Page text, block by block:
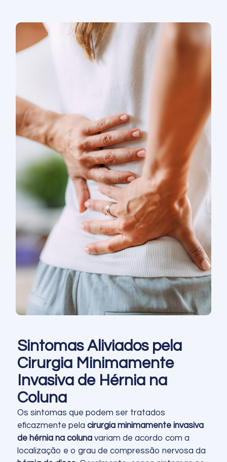
Sintomas Aliviados pela
Cirurgia Minimamente
Invasiva de Hérnia na
Coluna
Os sintomas que podem ser tratados
eficazmente pela cirurgia minimamente invasiva
de hérnia na coluna variam de acordo com a
localização e o grau de compressão nervosa da